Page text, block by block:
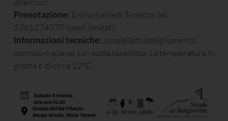
Prenotazione: Entro martedì 5 marzo, tel.
3381274770 (posti limitati)
Informazioni tecniche: consigliato abbigliamento
comodo e scarpe con suola tassellata. La temperatura in
grotta è di circa 12°C.